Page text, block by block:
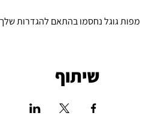
מפות גוגל נחסמו בהתאם להגדרות שלך
שיתוף